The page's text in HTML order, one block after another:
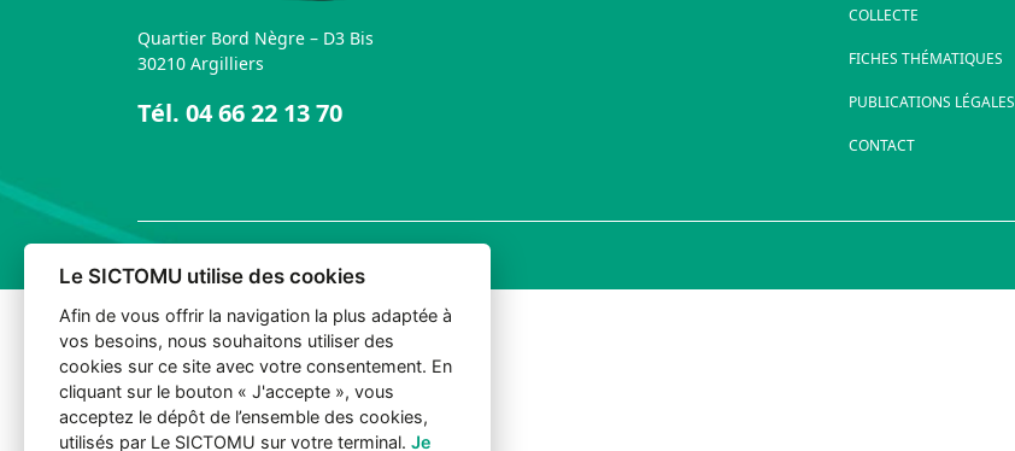
Quartier Bord Nègre – D3 Bis
30210 Argilliers
Tél. 04 66 22 13 70
COLLECTE
FICHES THÉMATIQUES
PUBLICATIONS LÉGALES
CONTACT
Le SICTOMU utilise des cookies
Afin de vous offrir la navigation la plus adaptée à
vos besoins, nous souhaitons utiliser des
cookies sur ce site avec votre consentement. En
cliquant sur le bouton « J'accepte », vous
acceptez le dépôt de l’ensemble des cookies,
utilisés par Le SICTOMU sur votre terminal. Je